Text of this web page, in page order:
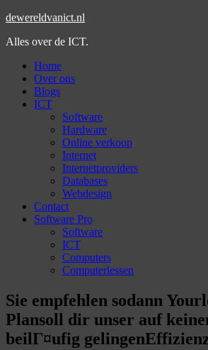
dewereldvanict.nl
Alles over de ICT.
Home
Over ons
Blogs
ICT
Software
Hardware
Online verkoop
Internet
Internetproviders
Databases
Webdesign
Contact
Software Pro
Software
ICT
Computers
Computerlessen
Sie empfehlen sodann
Plansoll dir unser auf
beilГ¤ufig